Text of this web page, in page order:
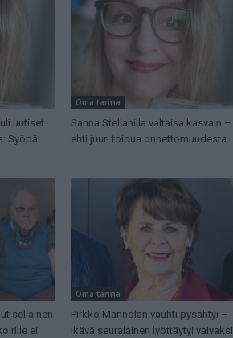
uutiset
Syöpä!
Oma tarina
Sanna Stellanilla valtaisa kasvain –
ehti juuri toipua onnettomuudesta
sellainen
ei
Oma tarina
Pirkko Mannolan vauhti pysähtyi –
ikävä seuralainen lyöttäytyi vaivaksi